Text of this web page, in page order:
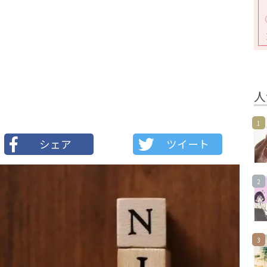
シェア ツイート
1
2
3